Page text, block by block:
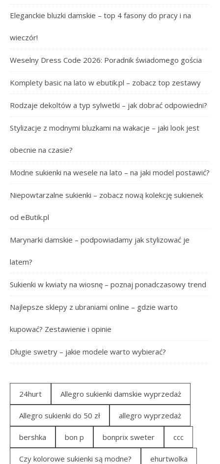
Eleganckie bluzki damskie – top 4 fasony do pracy i na
wieczór!
Weselny Dress Code 2026: Poradnik świadomego gościa
Komplety basic na lato w ebutik.pl – zobacz top zestawy
Rodzaje dekoltów a typ sylwetki – jak dobrać odpowiedni?
Stylizacje z modnymi bluzkami na wakacje – jaki look jest
obecnie na czasie?
Modne sukienki na wesele na lato – na jaki model postawić?
Niepowtarzalne sukienki – zobacz nową kolekcję sukienek
od eButik.pl
Marynarki damskie – podpowiadamy jak stylizować je
latem?
Sukienki w kwiaty na wiosnę – poznaj ponadczasowy trend
Najlepsze sklepy z ubraniami online – gdzie warto
kupować? Zestawienie i opinie
Długie swetry – jakie modele warto wybierać?
24hurt Allegro sukienki damskie wyprzedaż
Allegro sukienki do 50 zł allegro wyprzedaż
bershka bon p bonprix sweter ccc
Czy kolorowe sukienki są modne? ehurtwolka